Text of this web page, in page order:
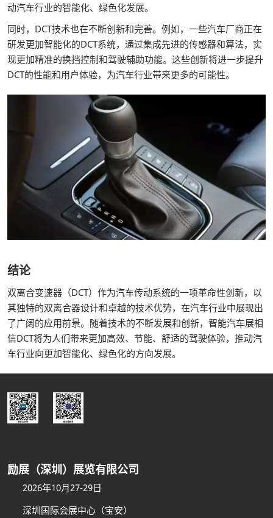
动汽车行业的智能化、绿色化发展。
同时，DCT技术也在不断创新和完善。例如，一些汽车厂商正在
研发更加智能化的DCT系统，通过集成先进的传感器和算法，实
现更加精准的换挡控制和驾驶辅助功能。这些创新将进一步提升
DCT的性能和用户体验，为汽车行业带来更多的可能性。
结论
双离合变速器（DCT）作为汽车传动系统的一项革命性创新，以
其独特的双离合器设计和卓越的技术优势，在汽车行业中展现出
了广阔的应用前景。随着技术的不断发展和创新，智能汽车展相
信DCT将为人们带来更加高效、节能、舒适的驾驶体验，推动汽
车行业向更加智能化、绿色化的方向发展。
励展（深圳）展览有限公司
2026年10月27-29日
深圳国际会展中心（宝安）